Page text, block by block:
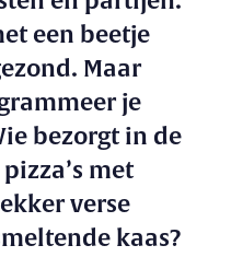
een beetje
Maar
je
bezorgt in de
met
verse
kaas?